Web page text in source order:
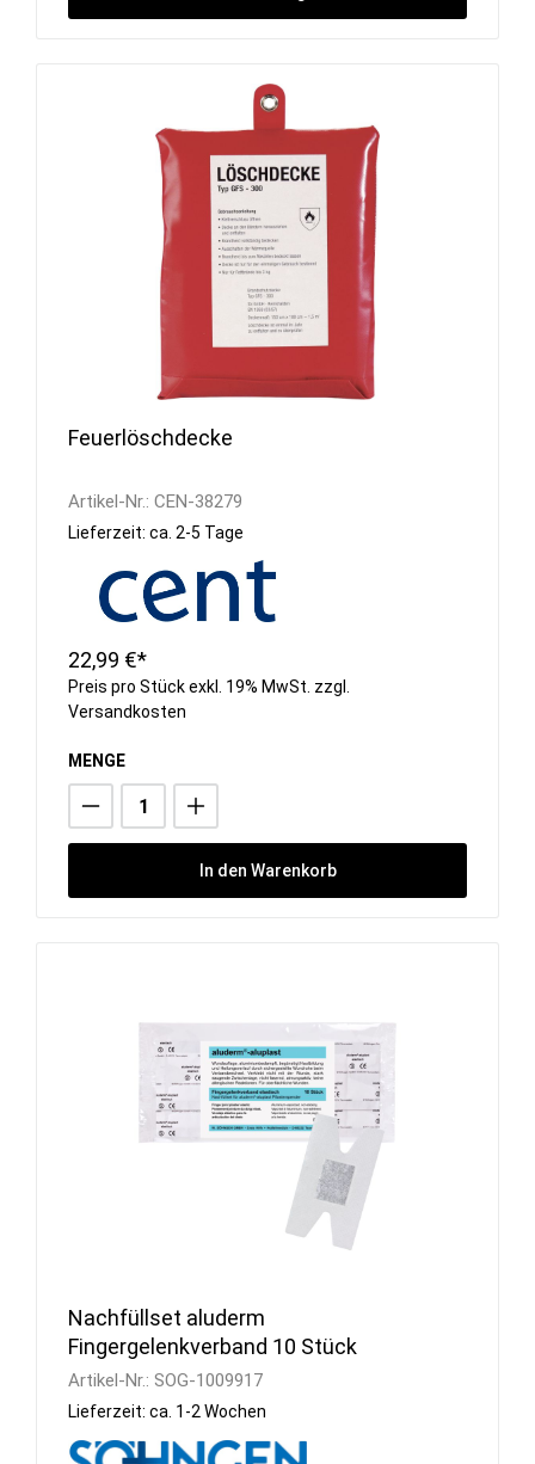
Feuerlöschdecke
Artikel-Nr.: CEN-38279
Lieferzeit: ca. 2-5 Tage
22,99 €*
Preis pro Stück exkl. 19% MwSt. zzgl.
Versandkosten
MENGE
In den Warenkorb
Nachfüllset aluderm
Fingergelenkverband 10 Stück
Artikel-Nr.: SOG-1009917
Lieferzeit: ca. 1-2 Wochen